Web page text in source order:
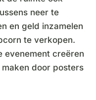
neer te
en geld inzamelen
te verkopen.
evenement creëren
door posters